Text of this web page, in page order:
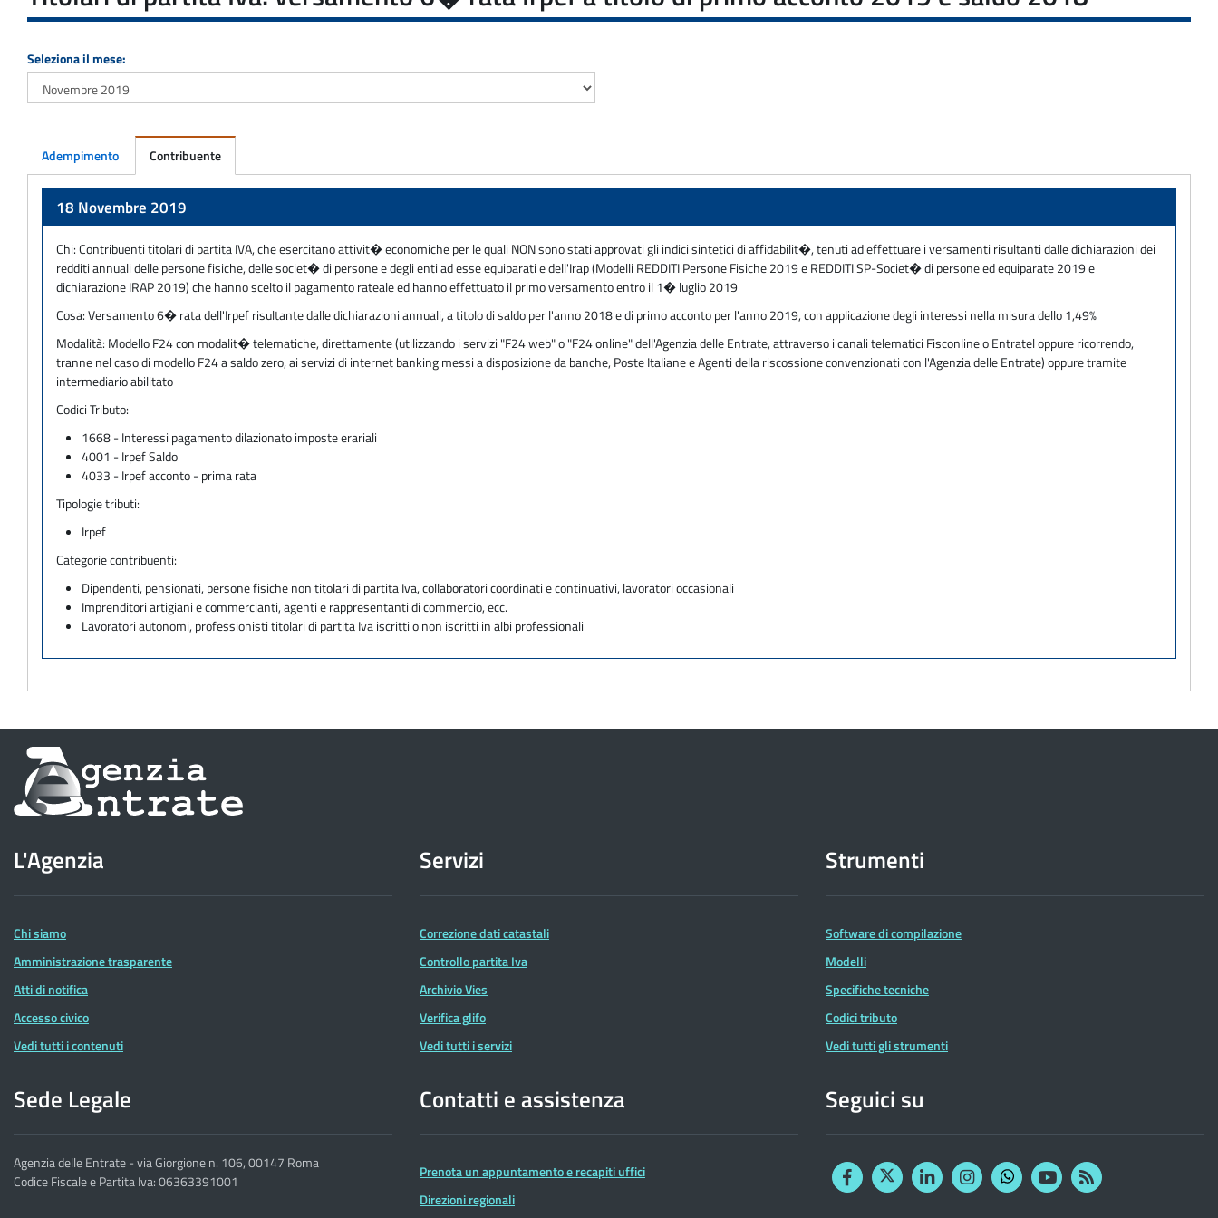
Seleziona il mese:
Adempimento Contribuente
18 Novembre 2019
Chi:Contribuenti titolari di partita IVA, che esercitano attivit� economiche per le quali NON sono stati approvati gli indici sintetici di affidabilit�, tenuti ad effettuare i versamenti risultanti dalle dichiarazioni dei
redditi annuali delle persone fisiche, delle societ� di persone e degli enti ad esse equiparati e dell'Irap (Modelli REDDITI Persone Fisiche 2019 e REDDITI SP-Societ� di persone ed equiparate 2019 e
dichiarazione IRAP 2019) che hanno scelto il pagamento rateale ed hanno effettuato il primo versamento entro il 1� luglio 2019
Cosa:Versamento 6� rata dell'Irpef risultante dalle dichiarazioni annuali, a titolo di saldo per l'anno 2018 e di primo acconto per l'anno 2019, con applicazione degli interessi nella misura dello 1,49%
Modalità: Modello F24 con modalit� telematiche, direttamente (utilizzando i servizi "F24 web" o "F24 online" dell'Agenzia delle Entrate, attraverso i canali telematici Fisconline o Entratel oppure ricorrendo,
tranne nel caso di modello F24 a saldo zero, ai servizi di internet banking messi a disposizione da banche, Poste Italiane e Agenti della riscossione convenzionati con l'Agenzia delle Entrate) oppure tramite
intermediario abilitato
Codici Tributo:
1668 - Interessi pagamento dilazionato imposte erariali
4001 - Irpef Saldo
4033 - Irpef acconto - prima rata
Tipologie tributi:
Irpef
Categorie contribuenti:
Dipendenti, pensionati, persone fisiche non titolari di partita Iva, collaboratori coordinati e continuativi, lavoratori occasionali
Imprenditori artigiani e commercianti, agenti e rappresentanti di commercio, ecc.
Lavoratori autonomi, professionisti titolari di partita Iva iscritti o non iscritti in albi professionali
Informazioni
sul
dell'Agenzia
delle
Entrate
L'Agenzia
Chi siamo
Amministrazione trasparente
Atti di notifica
Accesso civico
Vedi tutti i contenuti
Servizi
Correzione dati catastali
Controllo partita Iva
Archivio Vies
Verifica glifo
Vedi tutti i servizi
Strumenti
Software di compilazione
Modelli
Specifiche tecniche
Codici tributo
Vedi tutti gli strumenti
Sede Legale
Agenzia delle Entrate - via Giorgione n. 106, 00147 Roma
Codice Fiscale e Partita Iva: 06363391001
Contatti e assistenza
Prenota un appuntamento e recapiti uffici
Direzioni regionali
Seguici su
FacebookTwitterLinkedinInstagram
YouTubeRSS